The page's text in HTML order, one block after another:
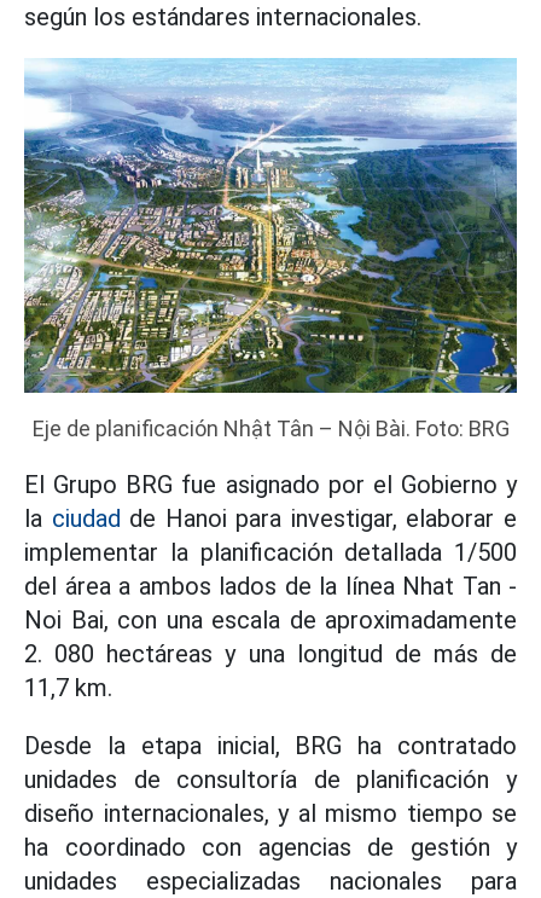
según los estándares internacionales.
Eje de planificación Nhật Tân – Nội Bài. Foto: BRG
El Grupo BRG fue asignado por el Gobierno y
la ciudad de Hanoi para investigar, elaborar e
implementar la planificación detallada 1/500
del área a ambos lados de la línea Nhat Tan -
Noi Bai, con una escala de aproximadamente
2. 080 hectáreas y una longitud de más de
11,7 km.
Desde la etapa inicial, BRG ha contratado
unidades de consultoría de planificación y
diseño internacionales, y al mismo tiempo se
ha coordinado con agencias de gestión y
unidades especializadas nacionales para